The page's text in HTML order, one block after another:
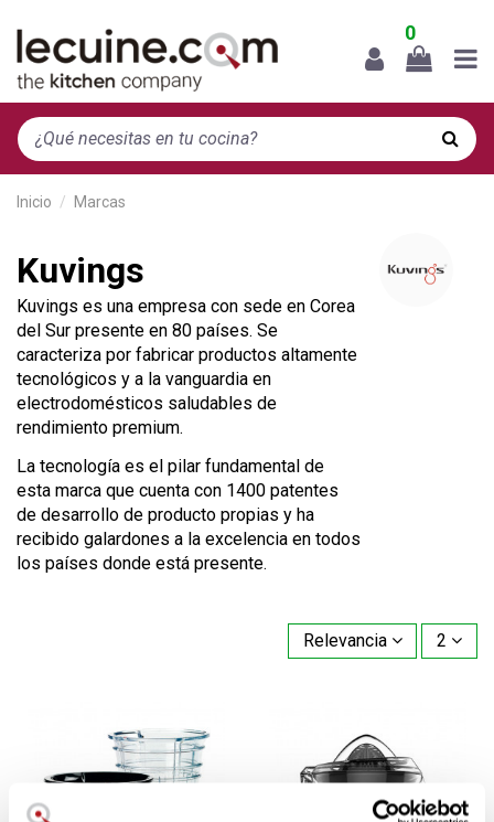
0
Inicio Marcas
Kuvings
Kuvings es una empresa con sede en Corea
del Sur presente en 80 países. Se
caracteriza por fabricar productos altamente
tecnológicos y a la vanguardia en
electrodomésticos saludables de
rendimiento premium.
La tecnología es el pilar fundamental de
esta marca que cuenta con 1400 patentes
de desarrollo de producto propias y ha
recibido galardones a la excelencia en todos
los países donde está presente.
Relevancia 2